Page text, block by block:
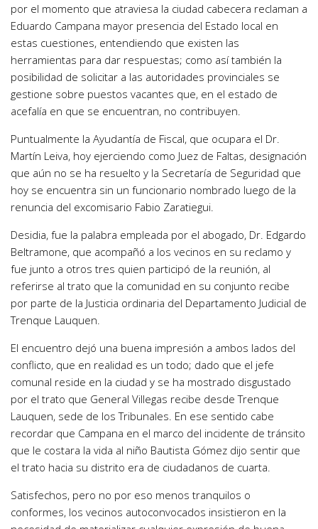
por el momento que atraviesa la ciudad cabecera reclaman a
Eduardo Campana mayor presencia del Estado local en
estas cuestiones, entendiendo que existen las
herramientas para dar respuestas; como así también la
posibilidad de solicitar a las autoridades provinciales se
gestione sobre puestos vacantes que, en el estado de
acefalía en que se encuentran, no contribuyen.
Puntualmente la Ayudantía de Fiscal, que ocupara el Dr.
Martín Leiva, hoy ejerciendo como Juez de Faltas, designación
que aún no se ha resuelto y la Secretaría de Seguridad que
hoy se encuentra sin un funcionario nombrado luego de la
renuncia del excomisario Fabio Zaratiegui.
Desidia, fue la palabra empleada por el abogado, Dr. Edgardo
Beltramone, que acompañó a los vecinos en su reclamo y
fue junto a otros tres quien participó de la reunión, al
referirse al trato que la comunidad en su conjunto recibe
por parte de la Justicia ordinaria del Departamento Judicial de
Trenque Lauquen.
El encuentro dejó una buena impresión a ambos lados del
conflicto, que en realidad es un todo; dado que el jefe
comunal reside en la ciudad y se ha mostrado disgustado
por el trato que General Villegas recibe desde Trenque
Lauquen, sede de los Tribunales. En ese sentido cabe
recordar que Campana en el marco del incidente de tránsito
que le costara la vida al niño Bautista Gómez dijo sentir que
el trato hacia su distrito era de ciudadanos de cuarta.
Satisfechos, pero no por eso menos tranquilos o
conformes, los vecinos autoconvocados insistieron en la